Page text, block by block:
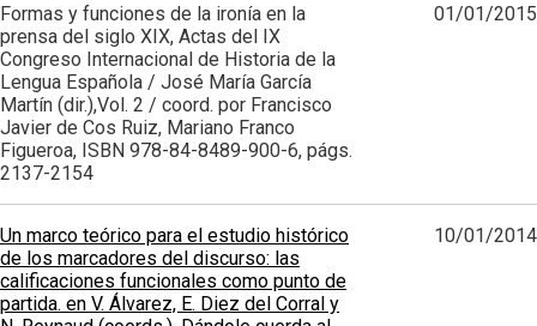
Formas y funciones de la ironía en la
prensa del siglo XIX, Actas del IX
Congreso Internacional de Historia de la
Lengua Española / José María García
Martín (dir.),Vol. 2 / coord. por Francisco
Javier de Cos Ruiz, Mariano Franco
Figueroa, ISBN 978-84-8489-900-6, págs.
2137-2154
01/01/2015
Un marco teórico para el estudio histórico
de los marcadores del discurso: las
calificaciones funcionales como punto de
partida. en V. Álvarez, E. Diez del Corral y
10/01/2014